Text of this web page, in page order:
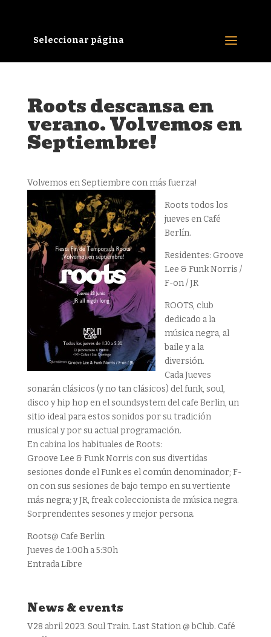
Seleccionar página
Roots descansa en
verano. Volvemos en
Septiembre!
Volvemos en Septiembre con más fuerza!
Roots todos los
jueves en Café
Berlín.
Residentes: Groove
Lee & Funk Norris /
F-on / JR
ROOTS, club
dedicado a la
música negra, al
baile y a la
diversión.
Cada Jueves
sonarán clásicos (y no tan clásicos) del funk, soul,
disco y hip hop en el soundsystem del cafe Berlin, un
sitio ideal para estos sonidos por su tradición
musical y por su actual programación.
En cabina los habituales de Roots:
Groove Lee & Funk Norris con sus divertidas
sesiones donde el Funk es el común denominador; F-
on con sus sesiones de bajo tempo en su vertiente
más negra; y JR, freak coleccionista de música negra.
Sorprendentes sesones y mejor persona.
Roots@ Cafe Berlin
Jueves de 1:00h a 5:30h
Entrada Libre
News & events
V28 abril 2023. Soul Train. Last Station @ bClub. Café